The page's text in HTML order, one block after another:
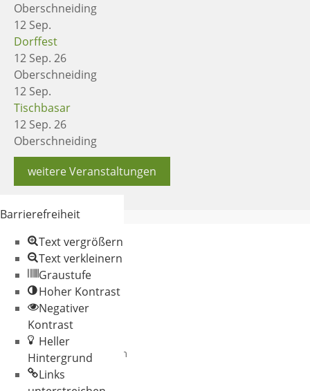
Oberschneiding
12 Sep.
Dorffest
12 Sep. 26
Oberschneiding
12 Sep.
Tischbasar
12 Sep. 26
Oberschneiding
weitere Veranstaltungen
© 2026 Gemeinde
Oberschneiding
Datenschutz
Impressum
Barrierefreiheit
Text vergrößern
Text verkleinern
Graustufe
Hoher Kontrast
Negativer
Kontrast
Heller
Hintergrund
Links